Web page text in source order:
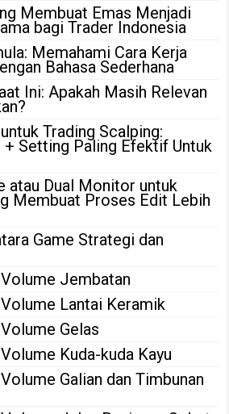
Membuat Emas Menjadi
bagi Trader Indonesia
Memahami Cara Kerja
Bahasa Sederhana
Ini: Apakah Masih Relevan
Trading Scalping:
+ Setting Paling Efektif Untuk
atau Dual Monitor untuk
Membuat Proses Edit Lebih
Game Strategi dan
Jembatan
Lantai Keramik
Gelas
Kuda-kuda Kayu
Galian dan Timbunan